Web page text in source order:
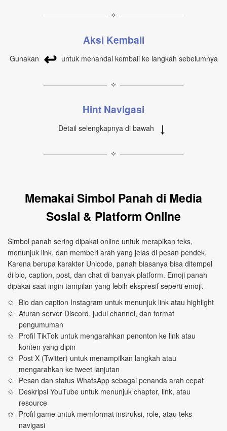
✧
Aksi Kembali
Gunakan ↩ untuk menandai kembali ke langkah sebelumnya
✧
Hint Navigasi
Detail selengkapnya di bawah ↓
✧
Memakai Simbol Panah di Media
Sosial & Platform Online
Simbol panah sering dipakai online untuk merapikan teks,
menunjuk link, dan memberi arah yang jelas di pesan pendek.
Karena berupa karakter Unicode, panah biasanya bisa ditempel
di bio, caption, post, dan chat di banyak platform. Emoji panah
dipakai saat ingin tampilan yang lebih ekspresif seperti emoji.
Bio dan caption Instagram untuk menunjuk link atau highlight
Aturan server Discord, judul channel, dan format
pengumuman
Profil TikTok untuk mengarahkan penonton ke link atau
konten yang dipin
Post X (Twitter) untuk menampilkan langkah atau
mengarahkan ke tweet lanjutan
Pesan dan status WhatsApp sebagai penanda arah cepat
Deskripsi YouTube untuk menunjuk chapter, link, atau
resource
Profil game untuk memformat instruksi, role, atau teks
navigasi